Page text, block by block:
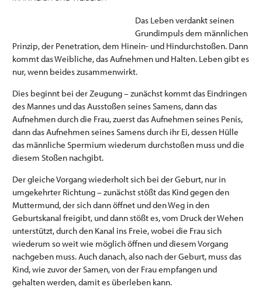
Das Leben verdankt seinen
Grundimpuls dem männlichen
Prinzip, der Penetration, dem Hinein- und Hindurchstoßen. Dann
kommt das Weibliche, das Aufnehmen und Halten. Leben gibt es
nur, wenn beides zusammenwirkt.
Dies beginnt bei der Zeugung – zunächst kommt das Eindringen
des Mannes und das Ausstoßen seines Samens, dann das
Aufnehmen durch die Frau, zuerst das Aufnehmen seines Penis,
dann das Aufnehmen seines Samens durch ihr Ei, dessen Hülle
das männliche Spermium wiederum durchstoßen muss und die
diesem Stoßen nachgibt.
Der gleiche Vorgang wiederholt sich bei der Geburt, nur in
umgekehrter Richtung – zunächst stößt das Kind gegen den
Muttermund, der sich dann öffnet und den Weg in den
Geburtskanal freigibt, und dann stößt es, vom Druck der Wehen
unterstützt, durch den Kanal ins Freie, wobei die Frau sich
wiederum so weit wie möglich öffnen und diesem Vorgang
nachgeben muss. Auch danach, also nach der Geburt, muss das
Kind, wie zuvor der Samen, von der Frau empfangen und
gehalten werden, damit es überleben kann.